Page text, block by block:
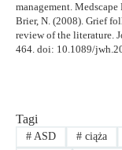
management. Medscape
Brier, N. (2008). Grief
review of the literature.
464. doi: 10.1089/
Tagi
#ASD #ciąża